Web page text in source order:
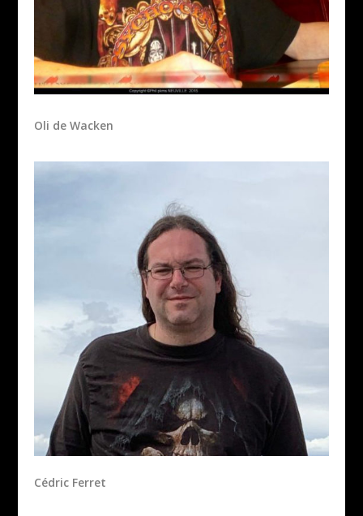
Oli de Wacken
Cédric Ferret